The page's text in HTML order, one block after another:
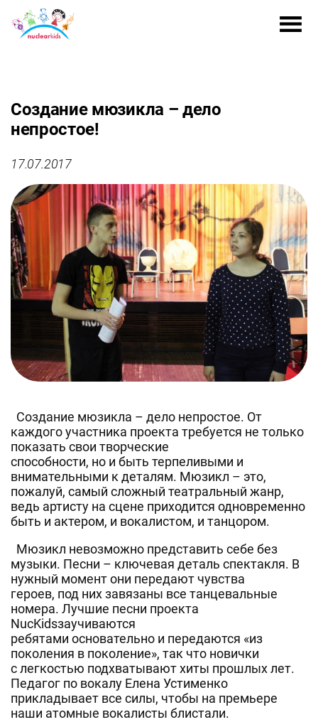
Создание мюзикла – дело
непростое!
17.07.2017
Создание мюзикла – дело непростое. От
каждого участника проекта требуется не только
показать свои творческие
способности, но и быть терпеливыми и
внимательными к деталям. Мюзикл – это,
пожалуй, самый сложный театральный жанр,
ведь артисту на сцене приходится одновременно
быть и актером, и вокалистом, и танцором.
Мюзикл невозможно представить себе без
музыки. Песни – ключевая деталь спектакля. В
нужный момент они передают чувства
героев, под них завязаны все танцевальные
номера. Лучшие песни проекта
NucKidsзаучиваются
ребятами основательно и передаются «из
поколения в поколение», так что новички
с легкостью подхватывают хиты прошлых лет.
Педагог по вокалу Елена Устименко
прикладывает все силы, чтобы на премьере
наши атомные вокалисты блистали.